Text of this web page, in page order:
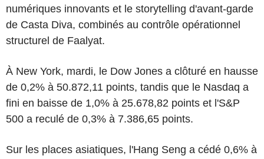
numériques innovants et le storytelling d'avant-garde
de Casta Diva, combinés au contrôle opérationnel
structurel de Faalyat.
À New York, mardi, le Dow Jones a clôturé en hausse
de 0,2% à 50.872,11 points, tandis que le Nasdaq a
fini en baisse de 1,0% à 25.678,82 points et l'S&P
500 a reculé de 0,3% à 7.386,65 points.
Sur les places asiatiques, l'Hang Seng a cédé 0,6% à